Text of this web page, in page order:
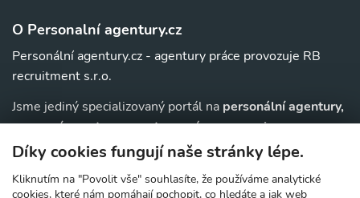
Díky cookies fungují naše stránky lépe.
Kliknutím na "Povolit vše" souhlasíte, že používáme analytické
cookies, které nám pomáhají pochopit, co hledáte a jak web
O Personalní agentury.cz
Personální agentury.cz - agentury práce provozuje RB
recruitment s.r.o.
Jsme jediný specializovaný portál na personální agentury,
pracovní agentury, agentury práce a au-pairagentury v
ČR. Navíc u nás najdete jednoduchý přehled agentur,